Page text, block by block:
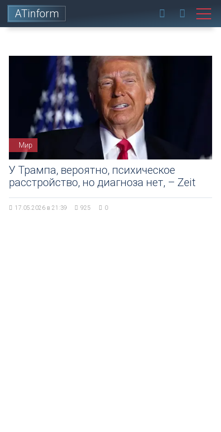
ATinform
Мир
У Трампа, вероятно, психическое
расстройство, но диагноза нет, – Zeit
17.05.2026 в 21:39 925 0